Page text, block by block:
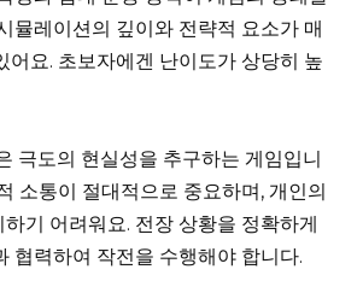
뮬레이션의 깊이와 전략적 요소가 매
어요. 초보자에겐 난이도가 상당히 높
극도의 현실성을 추구하는 게임입니
소통이 절대적으로 중요하며, 개인의
기 어려워요. 전장 상황을 정확하게
협력하여 작전을 수행해야 합니다.